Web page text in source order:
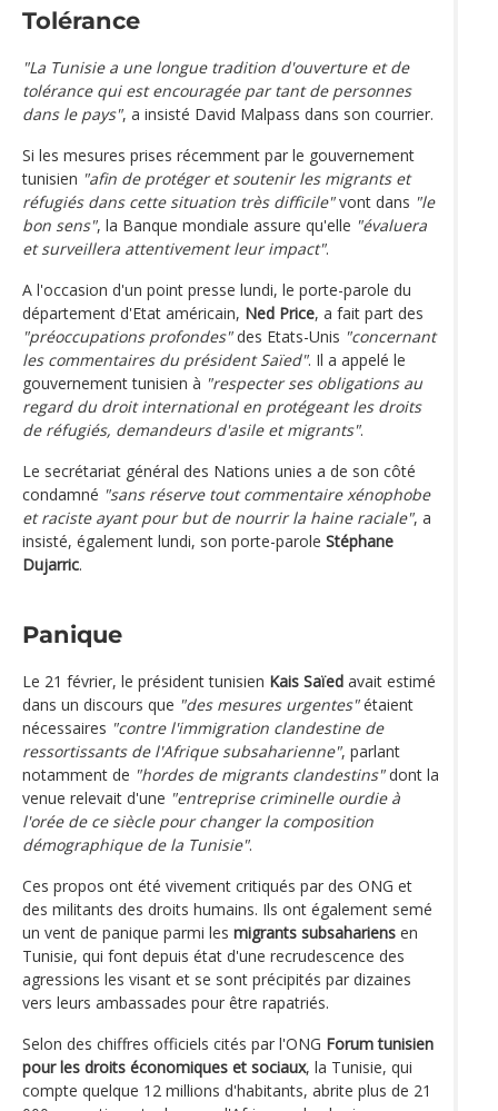
Tolérance
"La Tunisie a une longue tradition d'ouverture et de
tolérance qui est encouragée par tant de personnes
dans le pays", a insisté David Malpass dans son courrier.
Si les mesures prises récemment par le gouvernement
tunisien "afin de protéger et soutenir les migrants et
réfugiés dans cette situation très difficile"vont dans "le
bon sens", la Banque mondiale assure qu'elle "évaluera
et surveillera attentivement leur impact".
A l'occasion d'un point presse lundi, le porte-parole du
département d'Etat américain, Ned Price, a fait part des
"préoccupations profondes"des Etats-Unis "concernant
les commentaires du président Saïed". Il a appelé le
gouvernement tunisien à "respecter ses obligations au
regard du droit international en protégeant les droits
de réfugiés, demandeurs d'asile et migrants".
Le secrétariat général des Nations unies a de son côté
condamné "sans réserve tout commentaire xénophobe
et raciste ayant pour but de nourrir la haine raciale", a
insisté, également lundi, son porte-parole Stéphane
Dujarric.
Panique
Le 21 février, le président tunisien Kais Saïed avait estimé
dans un discours que "des mesures urgentes"étaient
nécessaires "contre l'immigration clandestine de
ressortissants de l'Afrique subsaharienne", parlant
notamment de "hordes de migrants clandestins"dont la
venue relevait d'une "entreprise criminelle ourdie à
l'orée de ce siècle pour changer la composition
démographique de la Tunisie".
Ces propos ont été vivement critiqués par des ONG et
des militants des droits humains. Ils ont également semé
un vent de panique parmi les migrants subsahariens en
Tunisie, qui font depuis état d'une recrudescence des
agressions les visant et se sont précipités par dizaines
vers leurs ambassades pour être rapatriés.
Selon des chiffres officiels cités par l'ONG Forum tunisien
pour les droits économiques et sociaux, la Tunisie, qui
compte quelque 12 millions d'habitants, abrite plus de 21